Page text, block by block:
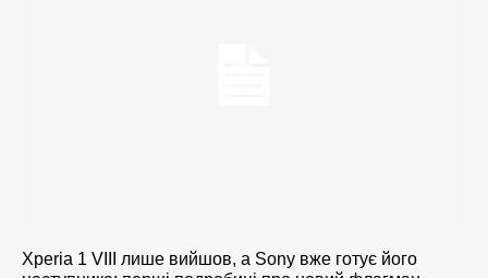
Xperia 1 VIII лише вийшов, а Sony вже готує його